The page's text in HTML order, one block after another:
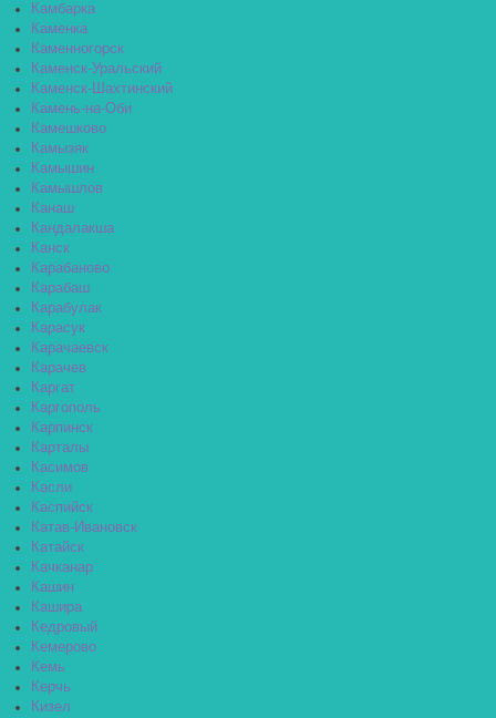
Камбарка
Каменка
Каменногорск
Каменск-Уральский
Каменск-Шахтинский
Камень-на-Оби
Камешково
Камызяк
Камышин
Камышлов
Канаш
Кандалакша
Канск
Карабаново
Карабаш
Карабулак
Карасук
Карачаевск
Карачев
Каргат
Каргополь
Карпинск
Карталы
Касимов
Касли
Каспийск
Катав-Ивановск
Катайск
Качканар
Кашин
Кашира
Кедровый
Кемерово
Кемь
Керчь
Кизел